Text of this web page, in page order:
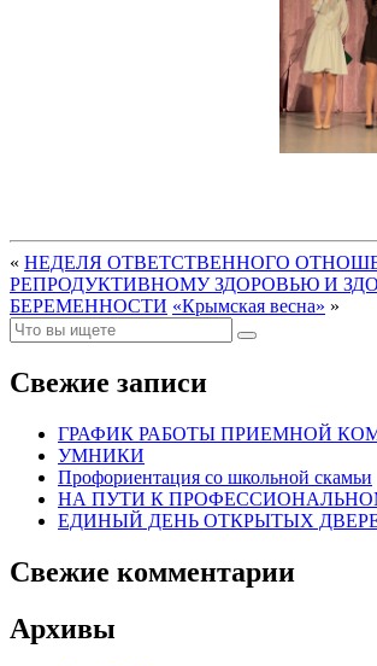
« НЕДЕЛЯ ОТВЕТСТВЕННОГО
РЕПРОДУКТИВНОМУ ЗДОРОВЬЮ И
БЕРЕМЕННОСТИ «Крымская весна» »
Свежие записи
ГРАФИК РАБОТЫ ПРИЕМНОЙ
УМНИКИ
Профориентация со школьной скамьи
НА ПУТИ К
ЕДИНЫЙ ДЕНЬ ОТКРЫТЫХ
Свежие комментарии
Архивы